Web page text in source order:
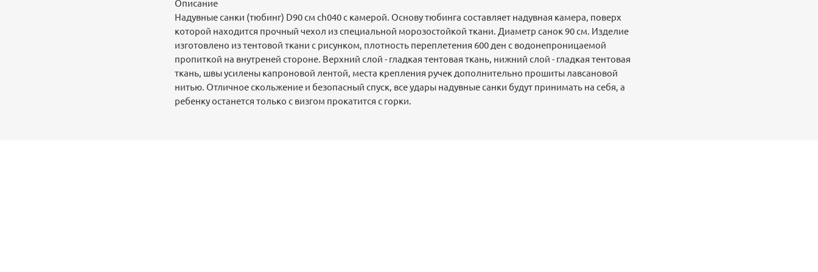
Описание
Надувные санки (тюбинг) D90 см ch040 с камерой. Основу тюбинга составляет надувная камера, поверх
которой находится прочный чехол из специальной морозостойкой ткани. Диаметр санок 90 см. Изделие
изготовлено из тентовой ткани с рисунком, плотность переплетения 600 ден с водонепроницаемой
пропиткой на внутреней стороне. Верхний слой - гладкая тентовая ткань, нижний слой - гладкая тентовая
ткань, швы усилены капроновой лентой, места крепления ручек дополнительно прошиты лавсановой
нитью. Отличное скольжение и безопасный спуск, все удары надувные санки будут принимать на себя, а
ребенку останется только с визгом прокатится с горки.